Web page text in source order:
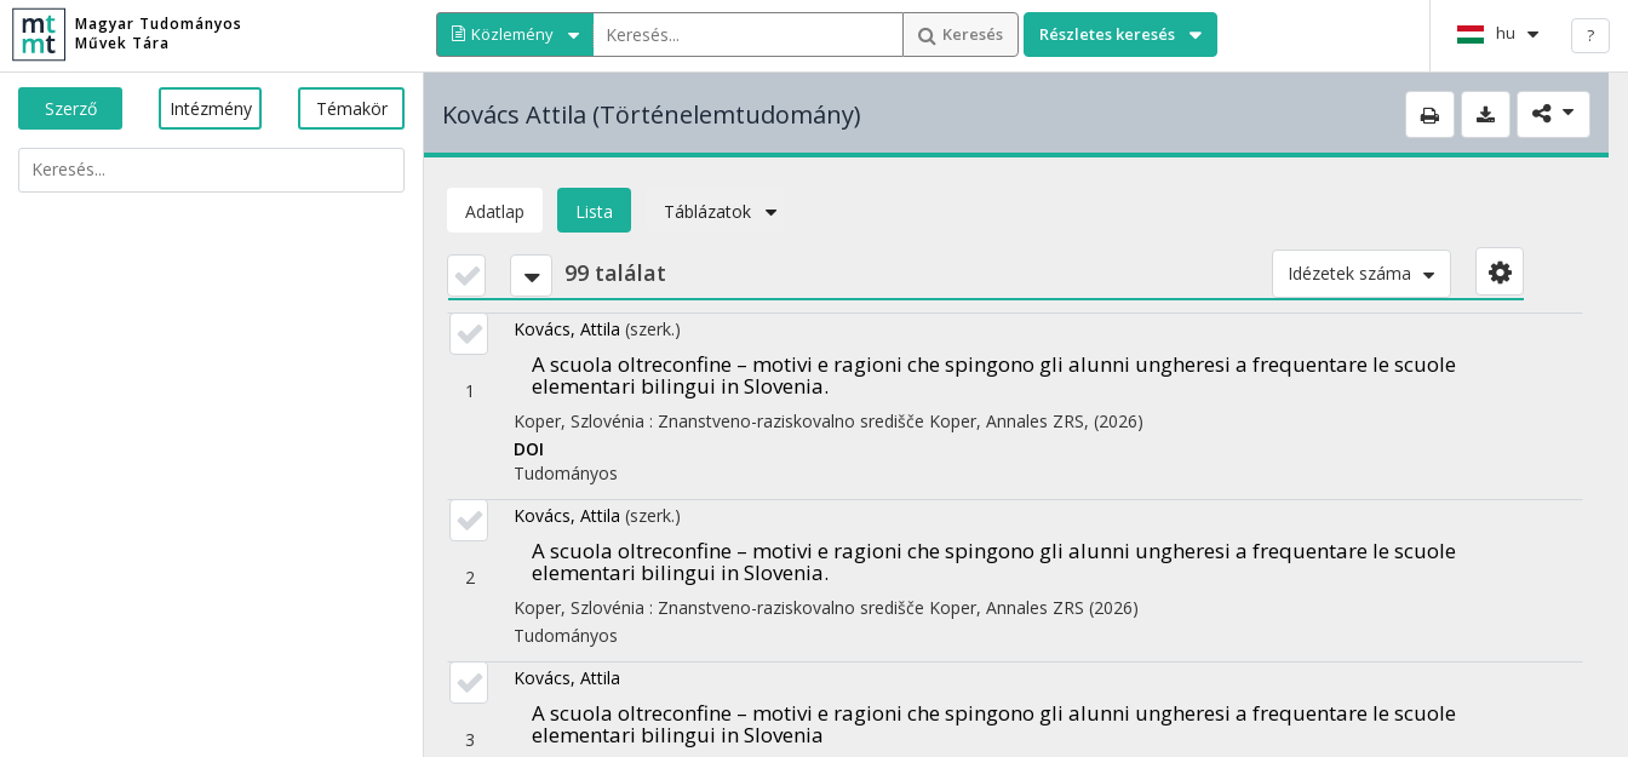
Magyar Tudományos
Művek Tára
Közlemény Keresés Részletes keresés hu ?
Szerző Intézmény Témakör Kovács Attila (Történelemtudomány)
Adatlap Lista Táblázatok
99 találat Idézetek száma
1
Kovács, Attila (szerk.)
A scuola oltreconfine – motivi e ragioni che spingono gli alunni ungheresi a frequentare le scuole
elementari bilingui in Slovenia.
Koper, Szlovénia : Znanstveno-raziskovalno središče Koper, Annales ZRS, (2026)
DOI
Tudományos
2
Kovács, Attila (szerk.)
A scuola oltreconfine – motivi e ragioni che spingono gli alunni ungheresi a frequentare le scuole
elementari bilingui in Slovenia.
Koper, Szlovénia : Znanstveno-raziskovalno središče Koper, Annales ZRS (2026)
Tudományos
3
Kovács, Attila
A scuola oltreconfine – motivi e ragioni che spingono gli alunni ungheresi a frequentare le scuole
elementari bilingui in Slovenia